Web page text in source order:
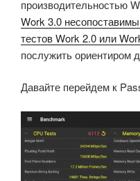
производительностью
Work 3.0
тестов Work 2.0 или
послужить ориентиром
Давайте перейдем к